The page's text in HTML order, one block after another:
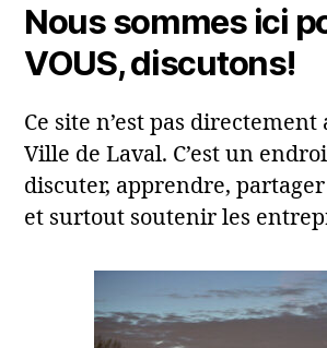
Nous sommes ici
VOUS, discutons!
Ce site n’est pas
Ville de Laval. C’est un
discuter, apprendre,
et surtout soutenir les